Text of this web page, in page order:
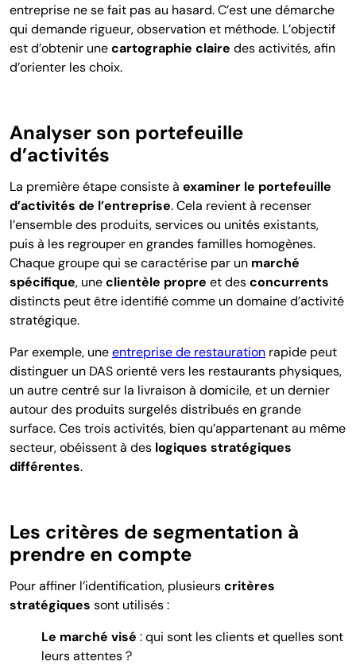
entreprise ne se fait pas au hasard. C’est une démarche
qui demande rigueur, observation et méthode. L’objectif
est d’obtenir unecartographie claire des activités, afin
d’orienter les choix.
Analyser son portefeuille
d’activités
La première étape consiste à examiner le portefeuille
d’activités de l’entreprise. Cela revient à recenser
l’ensemble des produits, services ou unités existants,
puis à les regrouper en grandes familles homogènes.
Chaque groupe qui se caractérise par un marché
spécifique, uneclientèle propre et desconcurrents
distincts peut être identifié comme un domaine d’activité
stratégique.
Par exemple, uneentreprise de restauration rapide peut
distinguer un DAS orienté vers les restaurants physiques,
un autre centré sur la livraison à domicile, et un dernier
autour des produits surgelés distribués en grande
surface. Ces trois activités, bien qu’appartenant au même
secteur, obéissent à des logiques stratégiques
différentes.
Les critères de segmentation à
prendre en compte
Pour affiner l’identification, plusieurscritères
stratégiques sont utilisés :
Le marché visé : qui sont les clients et quelles sont
leurs attentes ?